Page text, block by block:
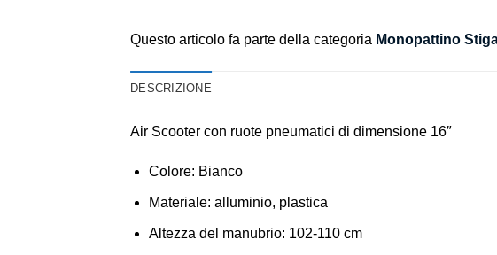
Questo articolo fa parte della categoria Monopattino
DESCRIZIONE
Air Scooter con ruote pneumatici di dimensione 16″
Colore: Bianco
Materiale: alluminio, plastica
Altezza del manubrio: 102-110 cm